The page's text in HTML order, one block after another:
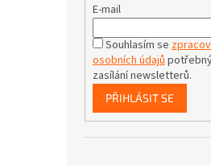
E-mail
Souhlasím se
osobních údajů
zasílání newsletterů.
PŘIHLÁSIT SE